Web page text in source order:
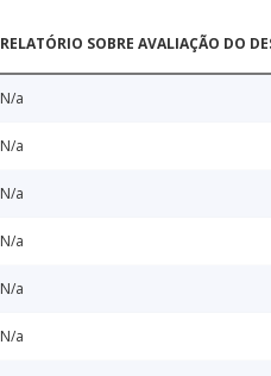
RELATÓRIO SOBRE AVALIAÇÃO DO
N/a
N/a
N/a
N/a
N/a
N/a